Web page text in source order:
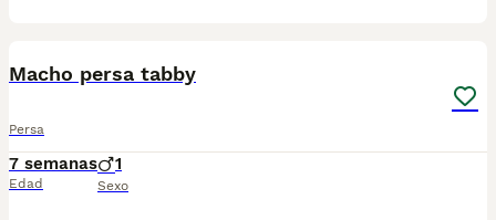
Macho persa tabby
Persa
7 semanas
Edad
1
Sexo